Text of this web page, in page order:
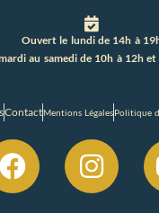
Ouvert le lundi de 14h à
au samedi de 10h à 12h
ContactMentions LégalesPolitique